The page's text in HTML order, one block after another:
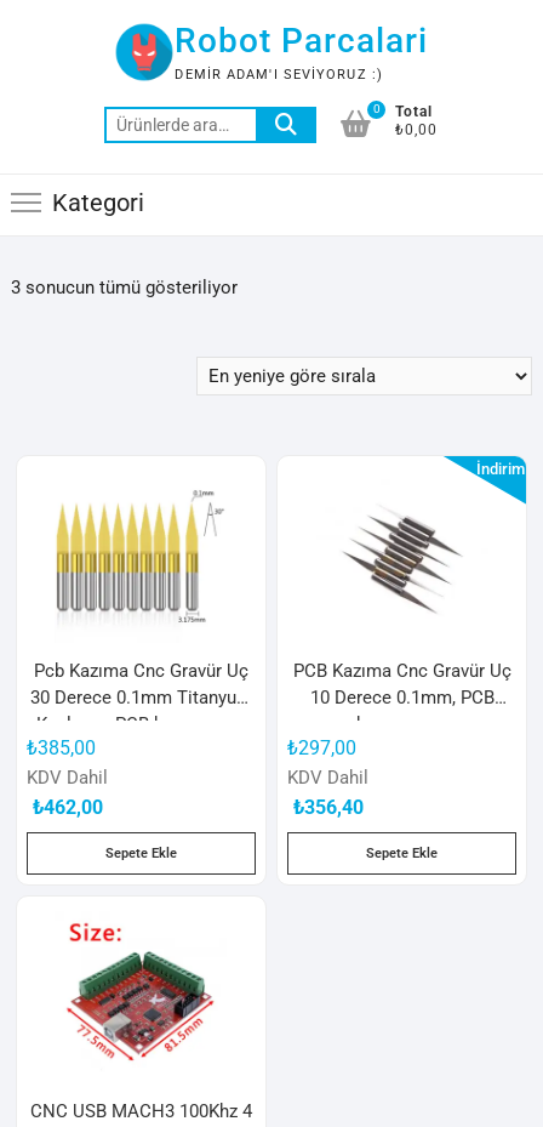
Robot Parcalari
DEMIR ADAM'I SEVIYORUZ :)
Ara:
0
Total
₺0,00
Kategori
3 sonucun tümü gösteriliyorEn
sıralandı
Pcb Kazıma Cnc Gravür Uç
30 Derece 0.1mm Titanyum
Kaplama, PCB kazıma ucu
₺385,00
KDV Dahil
₺462,00
Sepete Ekle
İndirim!
PCB Kazıma Cnc Gravür Uç
10 Derece 0.1mm, PCB
kazıma ucu
₺297,00
KDV Dahil
₺356,40
Sepete Ekle
CNC USB MACH3 100Khz 4